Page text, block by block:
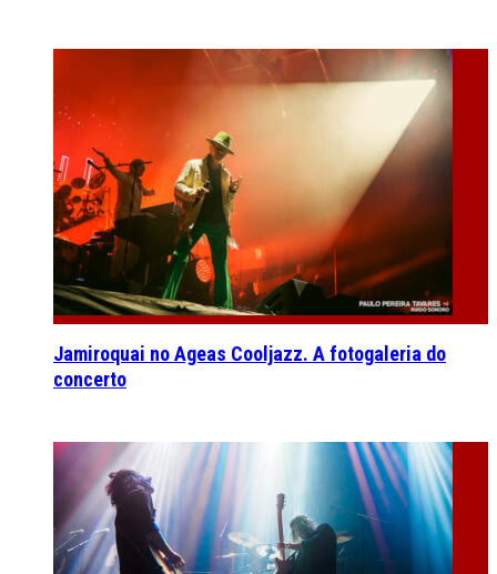
Jamiroquai no Ageas Cooljazz. A fotogaleria do
concerto